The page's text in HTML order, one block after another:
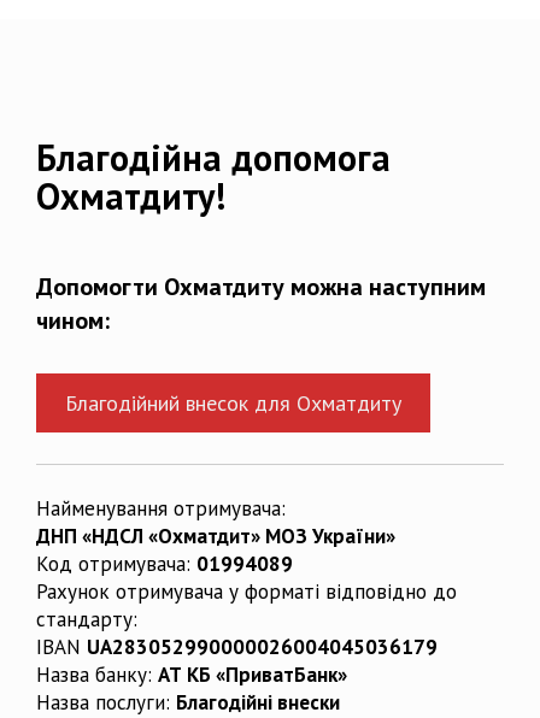
Благодійна допомога
Охматдиту!
Допомогти Охматдиту можна наступним
чином:
Благодійний внесок для Охматдиту
Найменування отримувача:
ДНП «НДСЛ «Охматдит» МОЗ України»
Код отримувача: 01994089
Рахунок отримувача у форматі відповідно до
стандарту:
IBAN UA283052990000026004045036179
Назва банку: АТ КБ «ПриватБанк»
Назва послуги: Благодійні внески